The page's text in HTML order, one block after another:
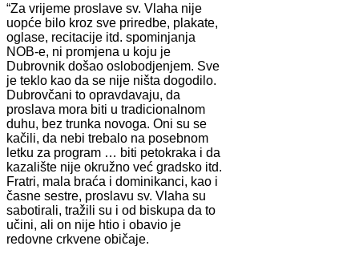
“Za vrijeme proslave sv. Vlaha nije
uopće bilo kroz sve priredbe, plakate,
oglase, recitacije itd. spominjanja
NOB-e, ni promjena u koju je
Dubrovnik došao oslobodjenjem. Sve
je teklo kao da se nije ništa dogodilo.
Dubrovčani to opravdavaju, da
proslava mora biti u tradicionalnom
duhu, bez trunka novoga. Oni su se
kačili, da nebi trebalo na posebnom
letku za program … biti petokraka i da
kazalište nije okružno već gradsko itd.
Fratri, mala braća i dominikanci, kao i
časne sestre, proslavu sv. Vlaha su
sabotirali, tražili su i od biskupa da to
učini, ali on nije htio i obavio je
redovne crkvene običaje.